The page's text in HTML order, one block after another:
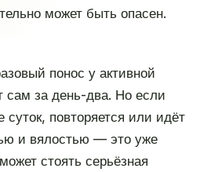
может быть опасен.
понос у активной
сам за день-два. Но если
повторяется или идёт
и вялостью — это уже
стоять серьёзная